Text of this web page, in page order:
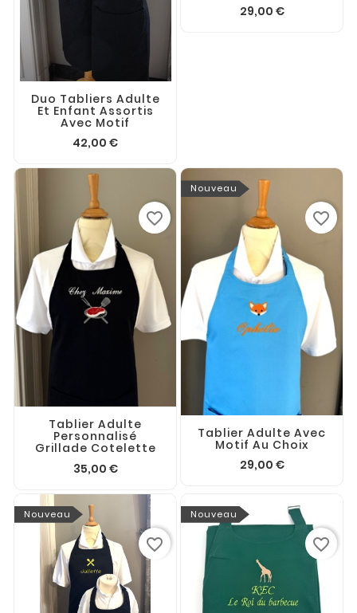
Duo Tabliers Adulte
Et Enfant Assortis
Avec Motif
42,00 €
29,00 €
Tablier Adulte
Personnalisé
Grillade Cotelette
35,00 €
favorite_border
Nouveau
Tablier Adulte Avec
Motif Au Choix
29,00 €
favorite_border
Nouveau
favorite_border
Nouveau
favorite_border